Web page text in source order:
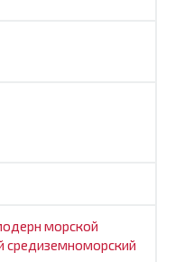
морской
средиземноморский